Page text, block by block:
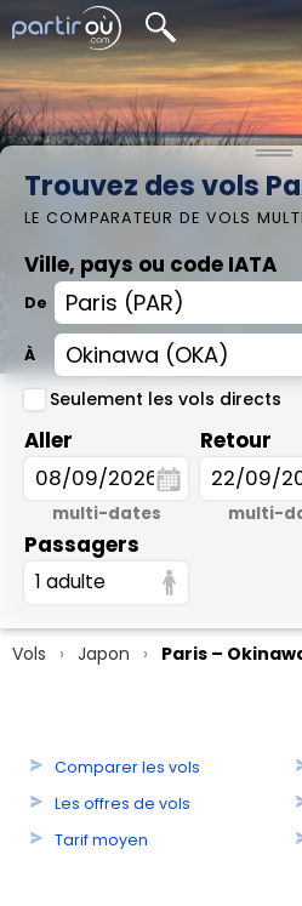
Trouvez des vols
LE COMPARATEUR DE VOLS
Ville, pays ou code IATA
De
À
Seulement les vols directs
Aller
multi-dates
Retour
multi-
Passagers
1 adulte
Vols Japon Paris –
Comparer les vols
Les offres de vols
Tarif moyen